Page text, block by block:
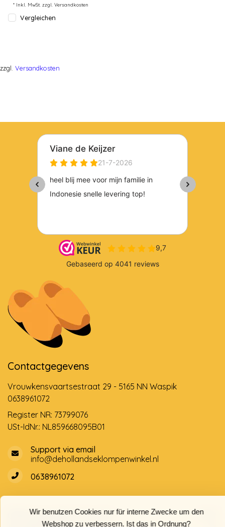
Wir benutzen Cookies nur für interne Zwecke um den
Webshop zu verbessern. Ist das in Ordnung?
* Inkl. MwSt. zzgl. Versandkosten
Vergleichen
zzgl. Versandkosten
Contactgegevens
Vrouwkensvaartsestraat 29 - 5165 NN Waspik
0638961072
Register NR: 73799076
USt-IdNr.: NL859668095B01
Support via email
info@dehollandseklompenwinkel.nl
0638961072
ÖffnungszeitenSocials